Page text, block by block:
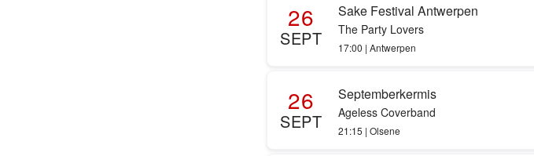
26
SEPT
Sake Festival Antwerpen
The Party Lovers
17:00 | Antwerpen
26
SEPT
Septemberkermis
Ageless Coverband
21:15 | Olsene